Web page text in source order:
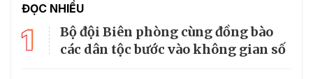
ĐỌC NHIỀU
1
Bộ đội Biên phòng cùng đồng bào
các dân tộc bước vào không gian số